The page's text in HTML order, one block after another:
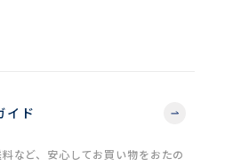
イド
など、安心してお買い物をおたの